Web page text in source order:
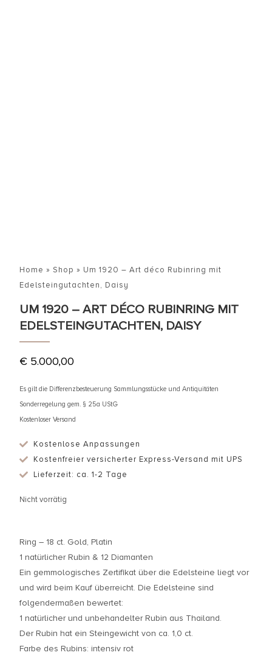
Home » Shop » Um 1920 – Art déco Rubinring mit
Edelsteingutachten, Daisy
UM 1920 – ART DÉCO RUBINRING MIT
EDELSTEINGUTACHTEN, DAISY
€ 5.000,00
Es gilt die Differenzbesteuerung Sammlungsstücke und Antiquitäten
Sonderregelung gem. § 25a UStG
Kostenloser Versand
Kostenlose Anpassungen
Kostenfreier versicherter Express-Versand mit UPS
Lieferzeit: ca. 1-2 Tage
Nicht vorrätig
Ring – 18 ct. Gold, Platin
1 natürlicher Rubin & 12 Diamanten
Ein gemmologisches Zertifikat über die Edelsteine liegt vor
und wird beim Kauf überreicht. Die Edelsteine sind
folgendermaßen bewertet:
1 natürlicher und unbehandelter Rubin aus Thailand.
Der Rubin hat ein Steingewicht von ca. 1,0 ct.
Farbe des Rubins: intensiv rot